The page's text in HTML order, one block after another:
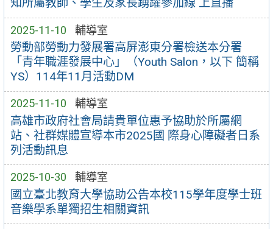
知所屬教師、學生及家長踴躍參加線 上直播
2025-11-10 輔導室
勞動部勞動力發展署高屏澎東分署檢送本分署
「青年職涯發展中心」（Youth Salon，以下 簡稱
YS）114年11月活動DM
2025-11-10 輔導室
高雄市政府社會局請貴單位惠予協助於所屬網
站、社群媒體宣導本市2025國 際身心障礙者日系
列活動訊息
2025-10-30 輔導室
國立臺北教育大學協助公告本校115學年度學士班
音樂學系單獨招生相關資訊